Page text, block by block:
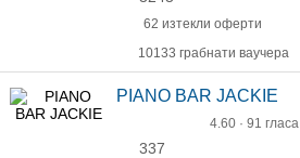
62 изтекли оферти
10133 грабнати ваучера
PIANO BAR JACKIE
4.60 · 91 гласа
337